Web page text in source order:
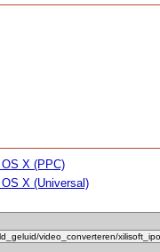
X (PPC)
X (Universal)